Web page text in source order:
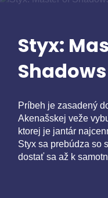
Styx:
Shadows
Príbeh je zasadený
Akenašskej veže
ktorej je jantár
Styx sa prebúdza so
dostať sa až k